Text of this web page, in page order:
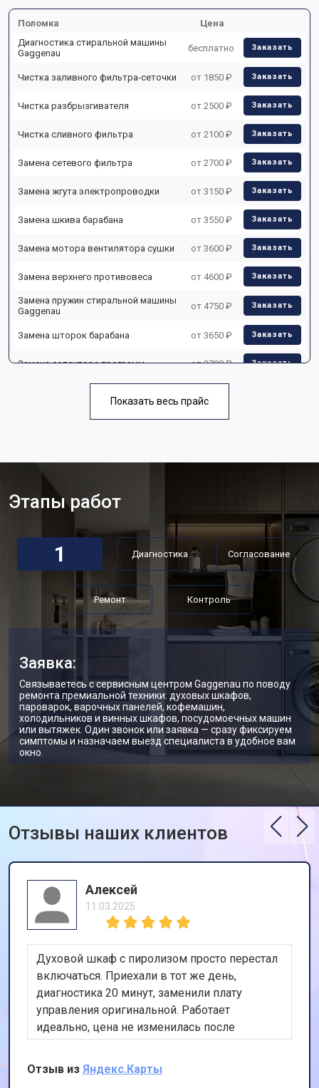
Поломка
Цена
Диагностика стиральной машины
Gaggenau
бесплатно Заказать
Чистка заливного фильтра-сеточки от 1850 ₽ Заказать
Чистка разбрызгивателя от 2500 ₽ Заказать
Чистка сливного фильтра от 2100 ₽ Заказать
Замена сетевого фильтра от 2700 ₽ Заказать
Замена жгута электропроводки от 3150 ₽ Заказать
Замена шкива барабана от 3550 ₽ Заказать
Замена мотора вентилятора сушки от 3600 ₽ Заказать
Замена верхнего противовеса от 4600 ₽ Заказать
Замена пружин стиральной машины
Gaggenau
от 4750 ₽ Заказать
Замена шторок барабана от 3650 ₽ Заказать
Замена селектора программ от 3700 ₽ Заказать
Замена опоры бака от 2800 ₽
Замена нижнего противовеса
Замена дозатора моющих средств
Ремонт или замена петли двери от 2000 ₽ Заказать
Ремонт или замена патрубка от 3250 ₽ Заказать
Ремонт платы управления
(восстановление)
от 2450 ₽
Корпусный ремонт (замена резинок,
креплений, кнопок)
от 1850 ₽ Заказать
Заказать
Gaggenau
от 3100 ₽ Заказать
Замена амортизаторов от 2000 ₽
Замена подшипников от 2800 ₽ Заказать
Замена мотора стиральной машины
температуры
Gaggenau
от 2300 ₽ Заказать
Замена заливного клапана
Замена прессостата
Замена сливного насоса от 3450 ₽ Заказать
Замена сливного шланга от 2100 ₽
Замена циркуляционного насоса от 3800 ₽
Замена УБЛ стиральной машины
Gaggenau
от 2100 ₽
Показать весь прайс
Этапы работ
1 Диагностика Согласование
Ремонт Контроль
Заявка:
Связываетесь с сервисным центром Gaggenau по поводу
ремонта премиальной техники: духовых шкафов,
пароварок, варочных панелей, кофемашин,
холодильников и винных шкафов, посудомоечных машин
или вытяжек. Один звонок или заявка — сразу фиксируем
симптомы и назначаем выезд специалиста в удобное вам
окно.
Отзывы наших клиентов
Алексей
11.03.2025
Духовой шкаф с пиролизом просто перестал
включаться. Приехали в тот же день,
диагностика 20 минут, заменили плату
управления оригинальной. Работает
идеально, цена не изменилась после
осмотра. Очень доволен скоростью и
качеством.
Отзыв из Яндекс.Карты